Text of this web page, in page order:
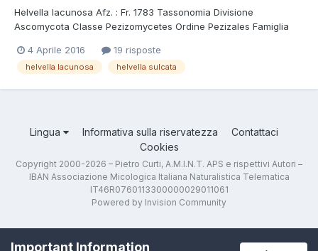
Helvella lacunosa Afz. : Fr. 1783 Tassonomia Divisione
Ascomycota Classe Pezizomycetes Ordine Pezizales Famiglia
Specie responsabile di sindrome giromitrica, al pari di Cudonia
circinans e, nel Genere Helvella,...
4 Aprile 2016 19 risposte
helvella lacunosa helvella sulcata
Lingua Informativa sulla riservatezza
Contattaci
Cookies
Copyright 2000-2026 – Pietro Curti, A.M.I.N.T. APS e rispettivi Autori –
IBAN Associazione Micologica Italiana Naturalistica Telematica
IT46R0760113300000029011061
Powered by Invision Community
Important Information